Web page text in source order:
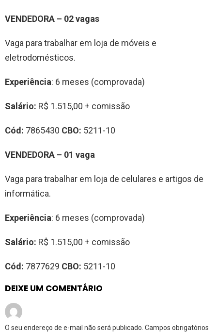
VENDEDORA – 02 vagas
Vaga para trabalhar em loja de móveis e
eletrodomésticos.
Experiência: 6 meses (comprovada)
Salário: R$ 1.515,00 + comissão
Cód: 7865430 CBO: 5211-10
VENDEDORA – 01 vaga
Vaga para trabalhar em loja de celulares e artigos de
informática.
Experiência: 6 meses (comprovada)
Salário: R$ 1.515,00 + comissão
Cód: 7877629 CBO: 5211-10
DEIXE UM COMENTÁRIO
O seu endereço de e-mail não será publicado. Campos obrigatórios